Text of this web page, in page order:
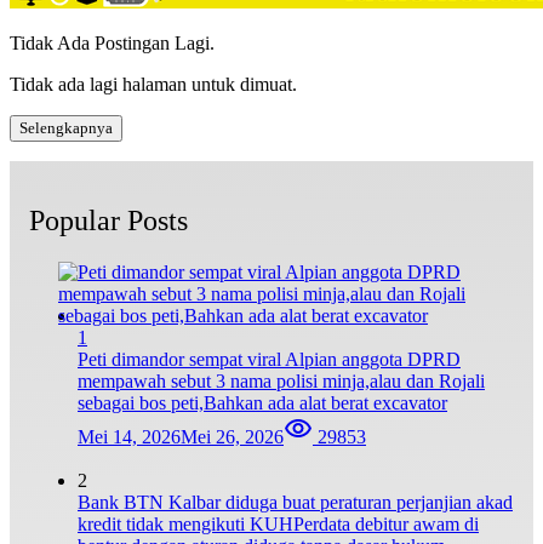
Tidak Ada Postingan Lagi.
Tidak ada lagi halaman untuk dimuat.
Selengkapnya
Popular Posts
1
Peti dimandor sempat viral Alpian anggota DPRD
mempawah sebut 3 nama polisi minja,alau dan Rojali
sebagai bos peti,Bahkan ada alat berat excavator
Mei 14, 2026Mei 26, 2026 29853
2
Bank BTN Kalbar diduga buat peraturan perjanjian akad
kredit tidak mengikuti KUHPerdata debitur awam di